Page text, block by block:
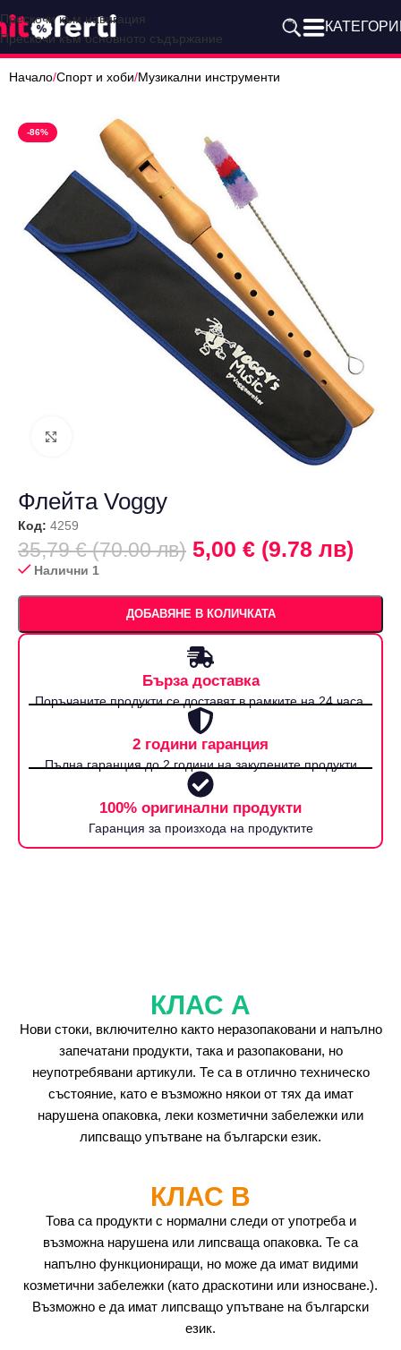
Прескочи към навигация
Прескочи към основното съдържание
Начало/Спорт и хоби/Музикални инструменти
-86%
Флейта Voggy
Код: 4259
35,79 € (70.00 лв) 5,00 € (9.78 лв)
Налични 1
ДОБАВЯНЕ В КОЛИЧКАТА
Бърза доставка
Поръчаните продукти се доставят в рамките на 24 часа.
2 години гаранция
Пълна гаранция до 2 години на закупените продукти
100% оригинални продукти
Гаранция за произхода на продуктите
КЛАС А
Нови стоки, включително както неразопаковани и напълно
запечатани продукти, така и разопаковани, но
неупотребявани артикули. Те са в отлично техническо
състояние, като е възможно някои от тях да имат
нарушена опаковка, леки козметични забележки или
липсващо упътване на български език.
КЛАС B
Това са продукти с нормални следи от употреба и
възможна нарушена или липсваща опаковка. Те са
напълно функциониращи, но може да имат видими
козметични забележки (като драскотини или износване.).
Възможно е да имат липсващо упътване на български
език.